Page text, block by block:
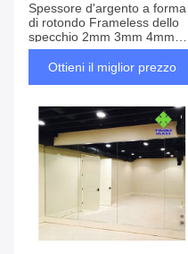
Spessore d'argento a forma
di rotondo Frameless dello
specchio 2mm 3mm 4mm
5mm 6mm della parete
Ottieni il miglior prezzo